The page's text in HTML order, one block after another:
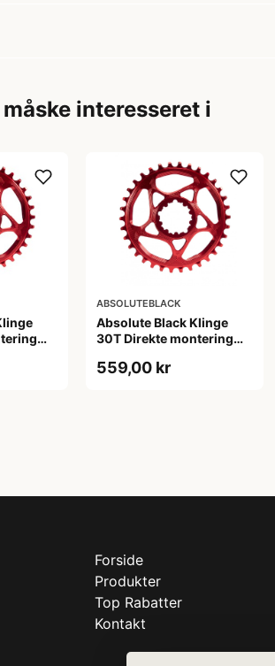
måske interesseret i
ABSOLUTEBLACK
Absolute Black Klinge
30T Direkte montering
Rød
559,00 kr
Forside
Produkter
Top Rabatter
Kontakt